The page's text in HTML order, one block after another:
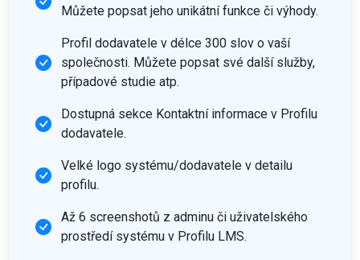
Můžete popsat jeho unikátní funkce či výhody.
Profil dodavatele v délce 300 slov o vaší
společnosti. Můžete popsat své další služby,
případové studie atp.
Dostupná sekce Kontaktní informace v Profilu
dodavatele.
Velké logo systému/dodavatele v detailu
profilu.
Až 6 screenshotů z adminu či uživatelského
prostředí systému v Profilu LMS.